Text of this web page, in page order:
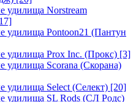
удилища Norstream
удилища Pontoon21 (Пантун
удилища Prox Inc. (Прокс) [3]
удилища Scorana (Скорана)
удилища Select (Селект) [20]
удилища SL Rods (СЛ Родс)